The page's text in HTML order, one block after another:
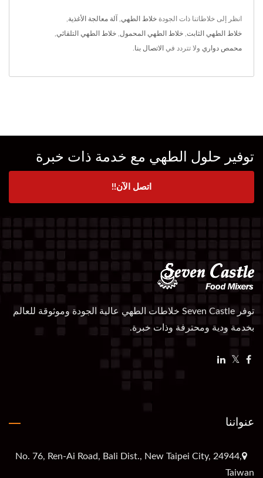
انظر إلى خلاطاتنا ذات الجودة خلاط الطهي آلة معالجة الأغذية
خلاط الطهي الثابت خلاط الطهي المحمول خلاط الطهي التلقائي
محمص دواري ولا تتردد في الاتصال بنا
توفير حلول الطهي مع خدمة ذات خبرة
اتصل الآن!!
توفر Seven Castle خلاطات الطهي عالية الجودة وموثوقة للعالم
بخدمة ودية ومحترفة وذات خبرة.
عنواننا
No. 76, Ren-Ai Road, Bali Dist., New Taipei City, 24944,
Taiwan